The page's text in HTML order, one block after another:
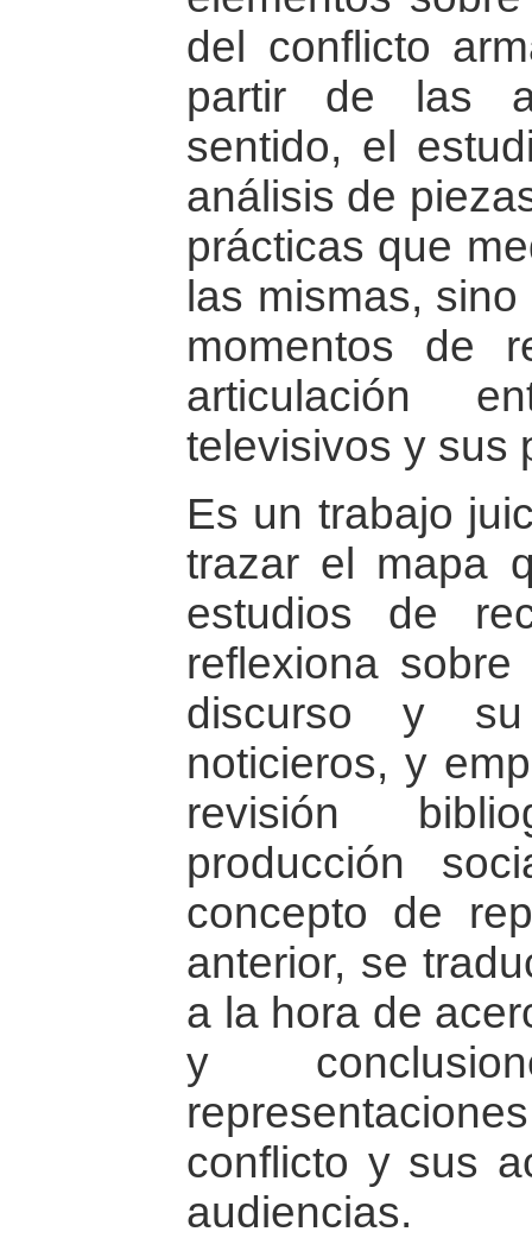
del conflicto
partir de las
sentido, el
análisis de
prácticas que
las mismas,
momentos de
articulación
televisivos y sus
Es un trabajo
trazar el mapa
estudios de
reflexiona
discurso y
noticieros, y
revisión
producción
concepto de
anterior, se
a la hora de
y
conflicto y sus
audiencias.